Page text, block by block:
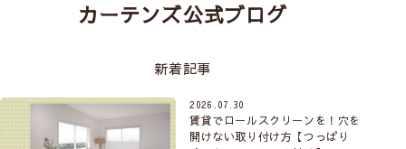
カーテンズ公式ブログ
新着記事
2026.07.30
賃貸でロールスクリーンを！穴を
開けない取り付け方【つっぱり